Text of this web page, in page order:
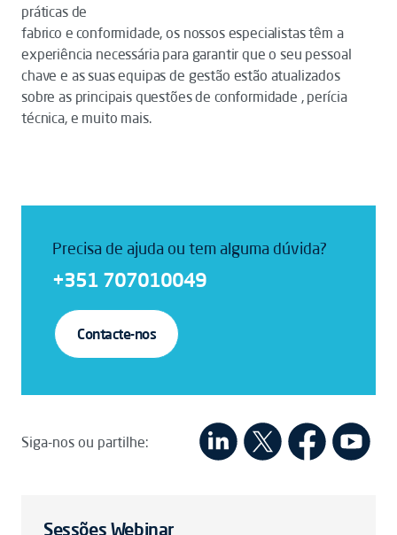
práticas de
fabrico e conformidade, os nossos especialistas têm a
experiência necessária para garantir que o seu pessoal
chave e as suas equipas de gestão estão atualizados
sobre as principais questões de conformidade , perícia
técnica, e muito mais.
Precisa de ajuda ou tem alguma dúvida?
+351 707010049
Contacte-nos
Siga-nos ou partilhe:
Sessões Webinar